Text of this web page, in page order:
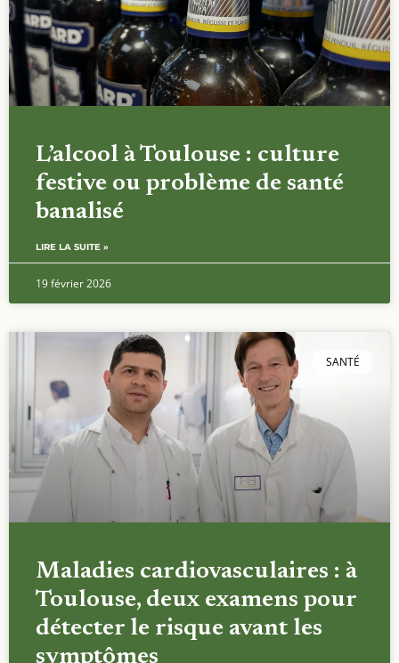
L’alcool à Toulouse : culture
festive ou problème de santé
banalisé
LIRE LA SUITE »
19 février 2026
SANTÉ
Maladies cardiovasculaires : à
Toulouse, deux examens pour
détecter le risque avant les
symptômes